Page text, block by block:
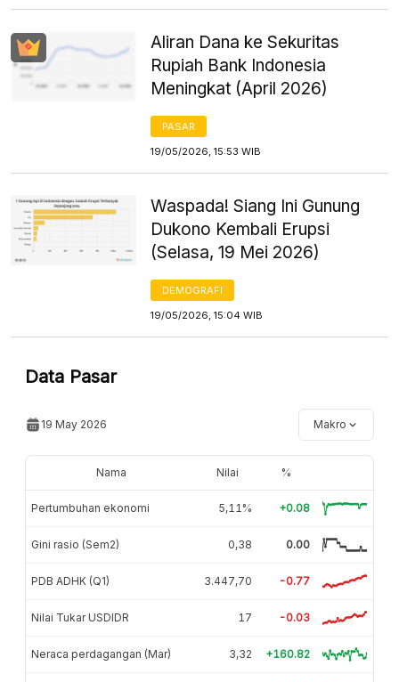
Aliran Dana ke Sekuritas
Rupiah Bank Indonesia
Meningkat (April 2026)
PASAR
19/05/2026, 15:53 WIB
Waspada! Siang Ini Gunung
Dukono Kembali Erupsi
(Selasa, 19 Mei 2026)
DEMOGRAFI
19/05/2026, 15:04 WIB
Data Pasar
19 May 2026 Makro
Nama Nilai %
Pertumbuhan ekonomi 5,11% +0.08
Gini rasio (Sem2) 0,38 0.00
PDB ADHK (Q1) 3.447,70 -0.77
Nilai Tukar USDIDR 17 -0.03
Neraca perdagangan (Mar) 3,32 +160.82